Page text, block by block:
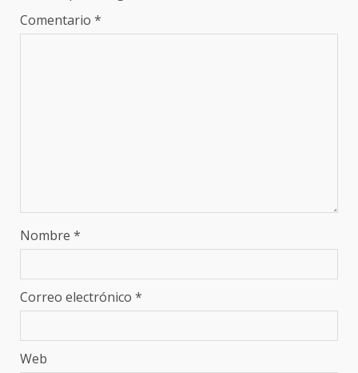
Comentario *
Nombre *
Correo electrónico *
Web